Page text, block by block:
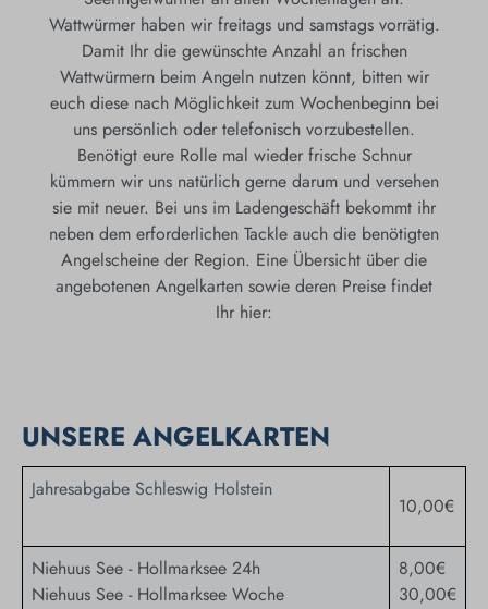
Wattwürmer haben wir freitags und samstags vorrätig.
Damit Ihr die gewünschte Anzahl an frischen
Wattwürmern beim Angeln nutzen könnt, bitten wir
euch diese nach Möglichkeit zum Wochenbeginn bei
uns persönlich oder telefonisch vorzubestellen.
Benötigt eure Rolle mal wieder frische Schnur
kümmern wir uns natürlich gerne darum und versehen
sie mit neuer. Bei uns im Ladengeschäft bekommt ihr
neben dem erforderlichen Tackle auch die benötigten
Angelscheine der Region. Eine Übersicht über die
angebotenen Angelkarten sowie deren Preise findet
Ihr hier:
UNSERE ANGELKARTEN
Jahresabgabe Schleswig Holstein
10,00€
Niehuus See - Hollmarksee 24h
Niehuus See - Hollmarksee Woche
8,00€
30,00€